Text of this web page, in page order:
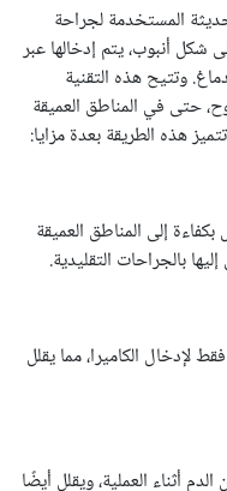
المستخدمة لجراحة
أنبوب، يتم إدخالها عبر
وتتيح هذه التقنية
حتى في المناطق العميقة
هذه الطريقة بعدة مزايا:
إلى المناطق العميقة
بالجراحات التقليدية.
يتراوح قطره بين 6-8 ملم فقط لإدخال الكاميرا، مما يقلل
أثناء العملية، ويقلل أيضًا